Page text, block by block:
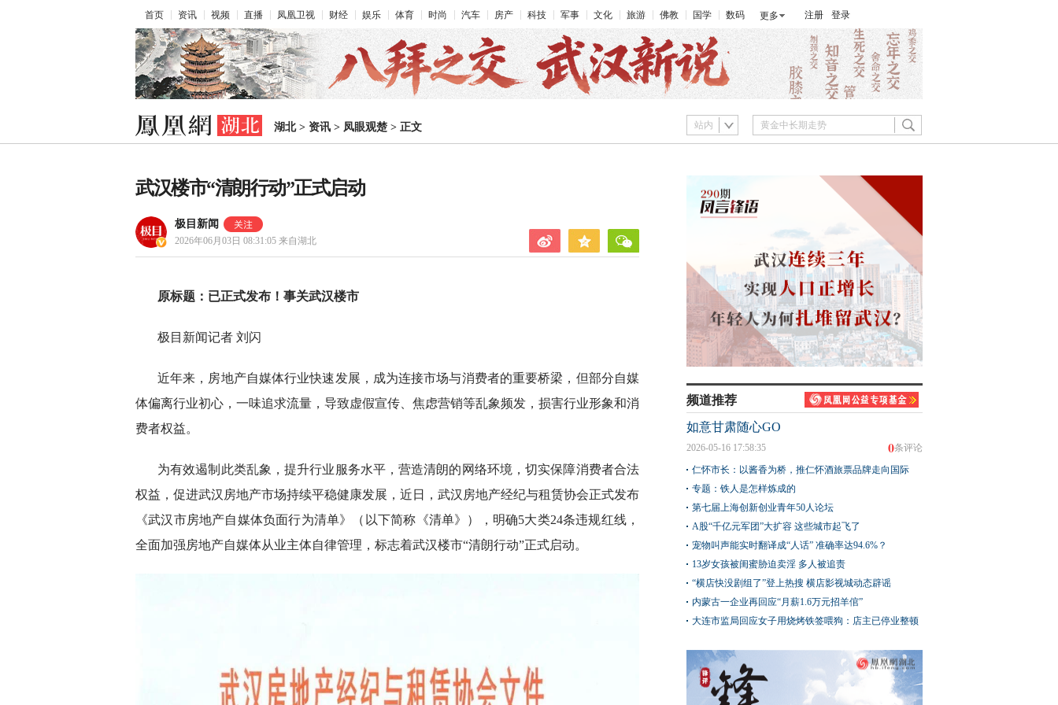
首页 资讯 视频 直播 凤凰卫视 财经 娱乐 体育 时尚 汽车 房产 科技 军事 文化 旅游 佛教 国学 数码 更多 注册 登录
湖北> 资讯 > 凤眼观楚 > 正文 站内
武汉楼市“清朗行动”正式启动
极目新闻
2026年06月03日 08:31:05 来自湖北
原标题：已正式发布！事关武汉楼市
极目新闻记者 刘闪
近年来，房地产自媒体行业快速发展，成为连接市场与消费者的重要桥梁，但部分自媒
体偏离行业初心，一味追求流量，导致虚假宣传、焦虑营销等乱象频发，损害行业形象和消
费者权益。
为有效遏制此类乱象，提升行业服务水平，营造清朗的网络环境，切实保障消费者合法
权益，促进武汉房地产市场持续平稳健康发展，近日，武汉房地产经纪与租赁协会正式发布
《武汉市房地产自媒体负面行为清单》（以下简称《清单》），明确5大类24条违规红线，
全面加强房地产自媒体从业主体自律管理，标志着武汉楼市“清朗行动”正式启动。
频道推荐
如意甘肃随心GO
0条评论
2026-05-16 17:58:35
仁怀市长：以酱香为桥，推仁怀酒旅票品牌走向国际
专题：铁人是怎样炼成的
第七届上海创新创业青年50人论坛
A股“千亿元军团”大扩容 这些城市起飞了
宠物叫声能实时翻译成“人话” 准确率达94.6%？
13岁女孩被闺蜜胁迫卖淫 多人被追责
“横店快没剧组了”登上热搜 横店影视城动态辟谣
内蒙古一企业再回应“月薪1.6万元招羊倌”
大连市监局回应女子用烧烤铁签喂狗：店主已停业整顿